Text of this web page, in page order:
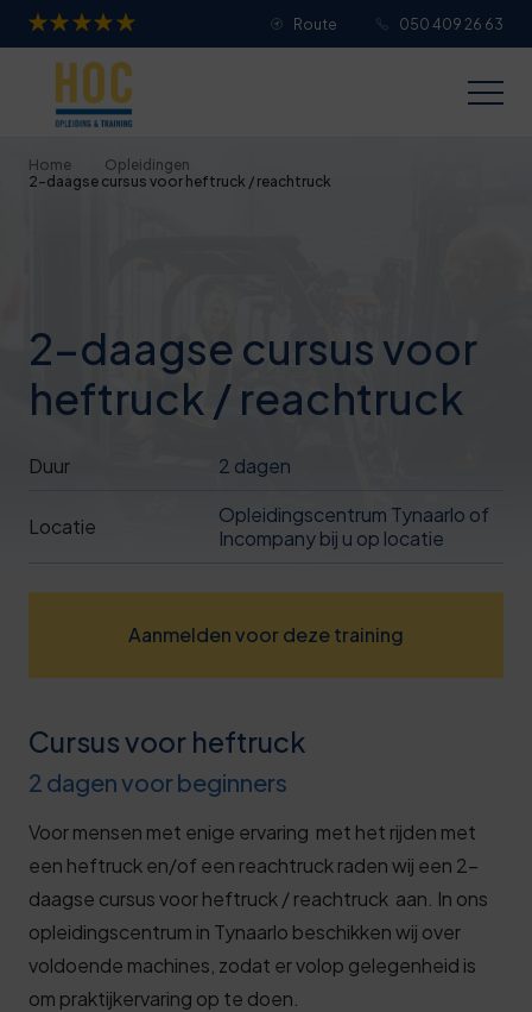
Route 050 409 26 63
Home
Opleidingen
2-daagse cursus voor heftruck / reachtruck
2-daagse cursus voor
heftruck / reachtruck
Duur 2 dagen
Locatie
Opleidingscentrum Tynaarlo of
Incompany bij u op locatie
Aanmelden voor deze training
Cursus voor heftruck
2 dagen voor beginners
Voor mensen met enige ervaring met het rijden met
een heftruck en/of een reachtruck raden wij een 2-
daagse cursus voor heftruck / reachtruck aan. In ons
opleidingscentrum in Tynaarlo beschikken wij over
voldoende machines, zodat er volop gelegenheid is
om praktijkervaring op te doen.
Je overall waardering
Titel van je beoordeling
Je beoordeling
Je naam
Jouw e-mailadres
Deze review is gebaseerd op mijn eigen
Verzend beoordeling